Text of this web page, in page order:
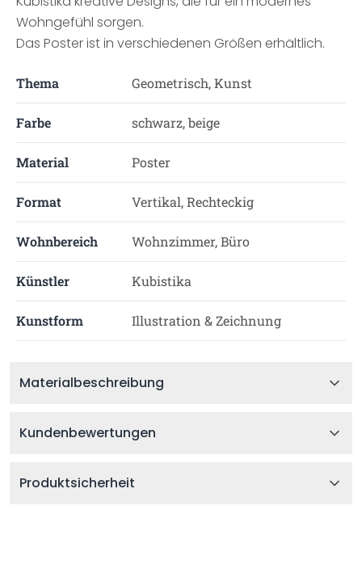
Wohngefühl sorgen.
Das Poster ist in verschiedenen Größen erhältlich.
Thema Geometrisch, Kunst
Farbe schwarz, beige
Material Poster
Format Vertikal, Rechteckig
Wohnbereich Wohnzimmer, Büro
Künstler Kubistika
Kunstform Illustration & Zeichnung
Materialbeschreibung
Kundenbewertungen
Produktsicherheit